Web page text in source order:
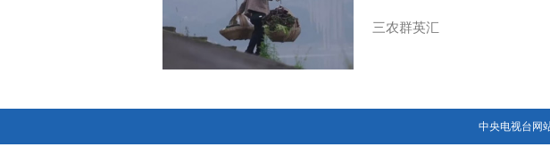
三农群英汇
中央电视台网